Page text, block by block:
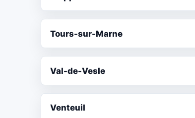
Tours-sur-Marne
Val-de-Vesle
Venteuil